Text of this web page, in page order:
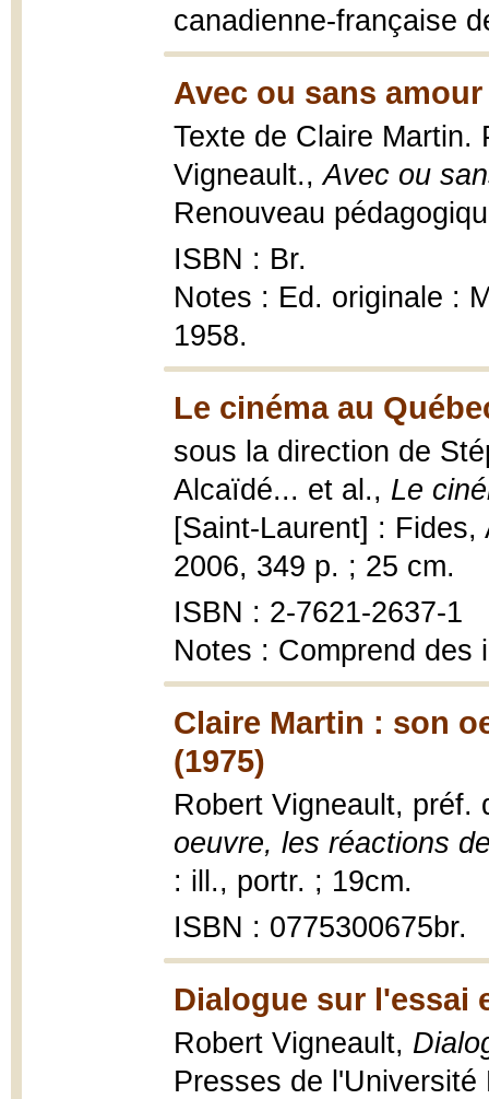
canadienne-française
Avec ou sans amour
Texte de Claire Martin.
Vigneault.,Avec ou
Renouveau
ISBN : Br.
Notes : Ed. originale :
1958.
Le cinéma au
sous la direction de
Alcaïdé... et al., Le
[Saint-Laurent] :
2006, 349 p. ; 25 cm.
ISBN : 2-7621-2637-1
Notes : Comprend des
Claire Martin : son
(1975)
Robert Vigneault,
oeuvre, les réactions
: ill., portr. ; 19cm.
ISBN : 0775300675br.
Dialogue sur l'essai
Robert Vigneault,
Presses de